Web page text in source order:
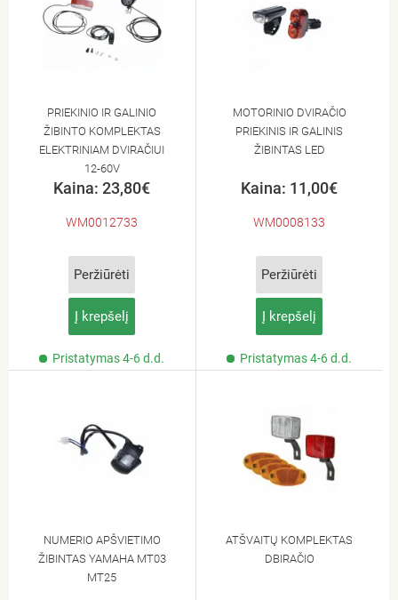
PRIEKINIO IR GALINIO
ŽIBINTO KOMPLEKTAS
ELEKTRINIAM DVIRAČIUI
12-60V
Kaina: 23,80€
WM0012733
Peržiūrėti
Į krepšelį
Pristatymas 4-6 d.d.
MOTORINIO DVIRAČIO
PRIEKINIS IR GALINIS
ŽIBINTAS LED
Kaina: 11,00€
WM0008133
Peržiūrėti
Į krepšelį
Pristatymas 4-6 d.d.
NUMERIO APŠVIETIMO
ŽIBINTAS YAMAHA MT03
MT25
ATŠVAITŲ KOMPLEKTAS
DBIRAČIO